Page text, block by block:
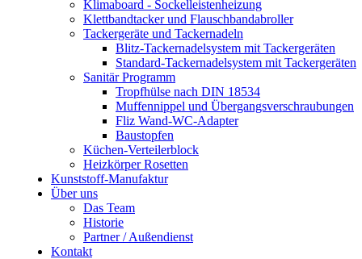
Klimaboard - Sockelleistenheizung
Klettbandtacker und Flauschbandabroller
Tackergeräte und Tackernadeln
Blitz-Tackernadelsystem mit Tackergeräten
Standard-Tackernadelsystem mit Tackergeräten
Sanitär Programm
Tropfhülse nach DIN 18534
Muffennippel und Übergangsverschraubungen
Fliz Wand-WC-Adapter
Baustopfen
Küchen-Verteilerblock
Heizkörper Rosetten
Kunststoff-Manufaktur
Über uns
Das Team
Historie
Partner / Außendienst
Kontakt